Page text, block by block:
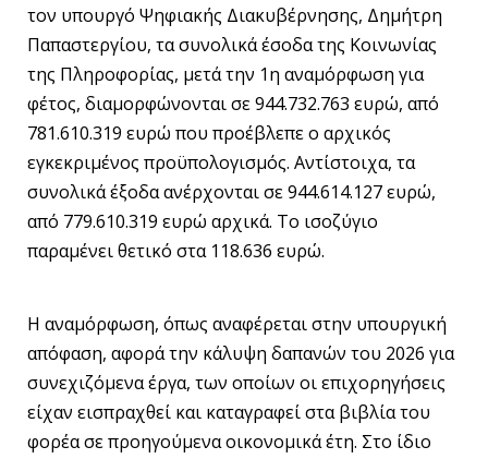
τον υπουργό Ψηφιακής Διακυβέρνησης, Δημήτρη
Παπαστεργίου, τα συνολικά έσοδα της Κοινωνίας
της Πληροφορίας, μετά την 1η αναμόρφωση για
φέτος, διαμορφώνονται σε 944.732.763 ευρώ, από
781.610.319 ευρώ που προέβλεπε ο αρχικός
εγκεκριμένος προϋπολογισμός. Αντίστοιχα, τα
συνολικά έξοδα ανέρχονται σε 944.614.127 ευρώ,
από 779.610.319 ευρώ αρχικά. Το ισοζύγιο
παραμένει θετικό στα 118.636 ευρώ.
Η αναμόρφωση, όπως αναφέρεται στην υπουργική
απόφαση, αφορά την κάλυψη δαπανών του 2026 για
συνεχιζόμενα έργα, των οποίων οι επιχορηγήσεις
είχαν εισπραχθεί και καταγραφεί στα βιβλία του
φορέα σε προηγούμενα οικονομικά έτη. Στο ίδιο